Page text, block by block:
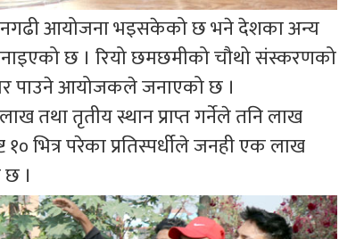
आयोजना भइसकेको छ भने देशका अन्य
छ । रियो छमछमीको चौथो संस्करणको
पाउने आयोजकले जनाएको छ ।
लाख तथा तृतीय स्थान प्राप्त गर्नेले तनि लाख
भित्र परेका प्रतिस्पर्धीले जनही एक लाख
।